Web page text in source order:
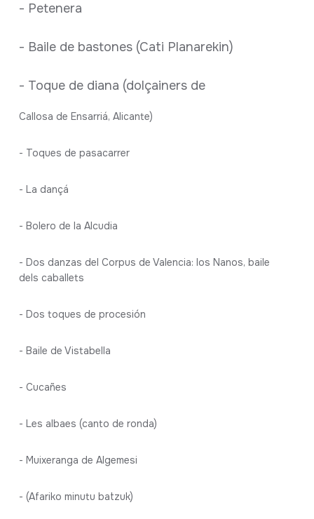
- Petenera
- Baile de bastones (Cati Planarekin)
- Toque de diana (dolçainers de
Callosa de Ensarriá, Alicante)
- Toques de pasacarrer
- La dançá
- Bolero de la Alcudia
- Dos danzas del Corpus de Valencia: los Nanos, baile
dels caballets
- Dos toques de procesión
- Baile de Vistabella
- Cucañes
- Les albaes (canto de ronda)
- Muixeranga de Algemesi
- (Afariko minutu batzuk)